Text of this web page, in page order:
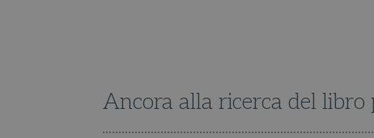
Ancora alla ricerca del libro